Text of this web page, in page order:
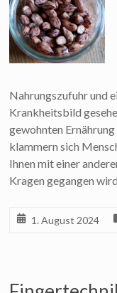
Nahrungszufuhr und
Krankheitsbild
gewohnten
klammern sich
Ihnen mit einer
Kragen gegangen
1. August 2024